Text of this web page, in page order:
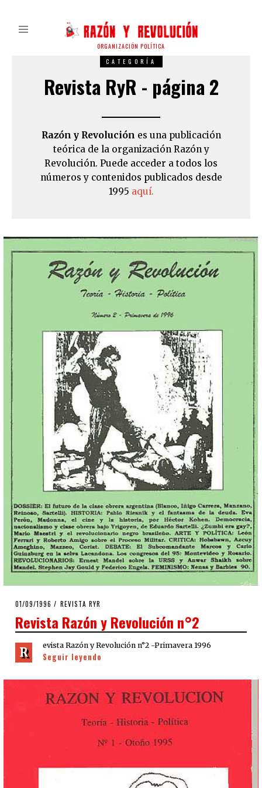
ORGANIZACIÓN POLÍTICA
CATEGORÍA
Revista RyR - página 2
Razón y Revolución es una publicación
teórica de la organización Razón y
Revolución. Puede acceder a todos los
números y contenidos publicados desde
1995 aquí.
POSTED
01/09/1996 09/08/2020
REVISTA RYR
Revista Razón y Revolución n°2
R evista Razón y Revolución n°2 -Primavera 1996
Seguir leyendo